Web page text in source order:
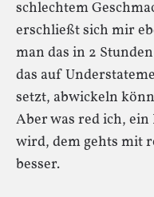
schlechtem
erschließt sich mir
man das in 2
das auf
setzt, abwickeln
Aber was red ich,
wird, dem gehts mit
besser.